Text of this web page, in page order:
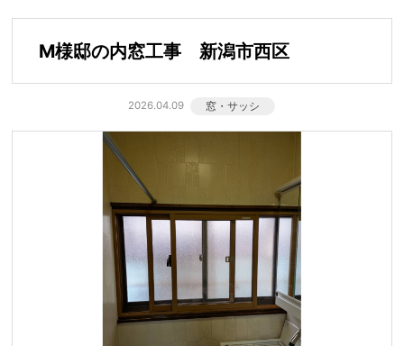
M様邸の内窓工事 新潟市西区
2026.04.09 窓・サッシ